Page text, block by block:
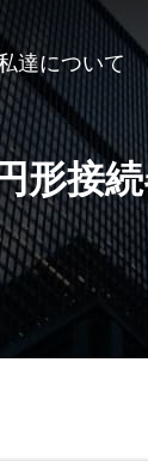
達について
形接